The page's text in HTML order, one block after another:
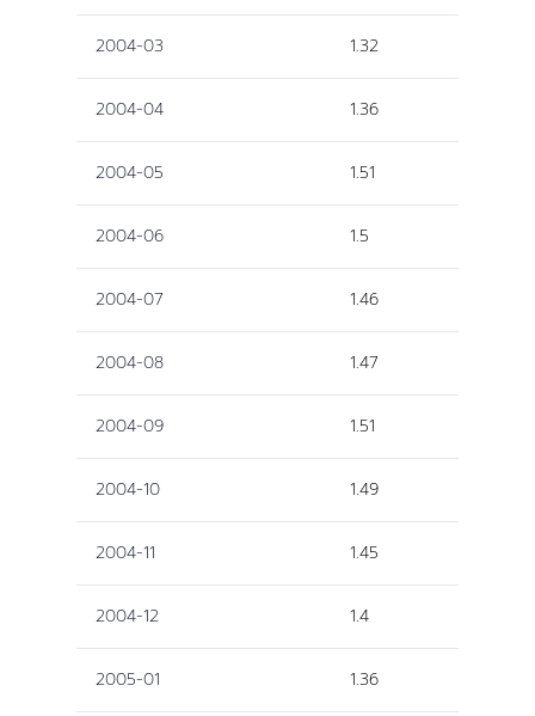
2004-03 1.32
2004-04 1.36
2004-05 1.51
2004-06 1.5
2004-07 1.46
2004-08 1.47
2004-09 1.51
2004-10 1.49
2004-11 1.45
2004-12 1.4
2005-01 1.36